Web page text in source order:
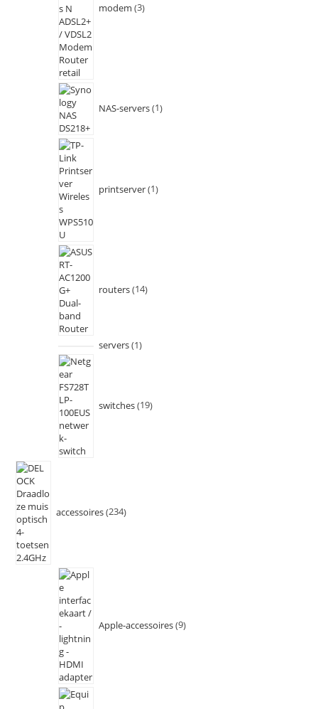
modem 3
NAS-servers 1
printserver 1
routers 14
servers 1
switches 19
accessoires 234
Apple-accessoires 9